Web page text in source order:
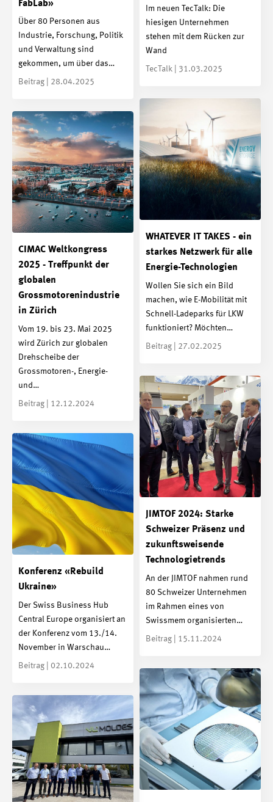
FabLab»
Über 80 Personen aus
Industrie, Forschung, Politik
und Verwaltung sind
gekommen, um über das…
Beitrag | 28.04.2025
Im neuen TecTalk: Die
hiesigen Unternehmen
stehen mit dem Rücken zur
Wand
TecTalk | 31.03.2025
WHATEVER IT TAKES - ein
starkes Netzwerk für alle
Energie-Technologien
Wollen Sie sich ein Bild
machen, wie E-Mobilität mit
Schnell-Ladeparks für LKW
funktioniert? Möchten…
Beitrag | 27.02.2025
CIMAC Weltkongress
2025 - Treffpunkt der
globalen
Grossmotorenindustrie
in Zürich
Vom 19. bis 23. Mai 2025
wird Zürich zur globalen
Drehscheibe der
Grossmotoren-, Energie-
und…
Beitrag | 12.12.2024
JIMTOF 2024: Starke
Schweizer Präsenz und
zukunftsweisende
Technologietrends
An der JIMTOF nahmen rund
80 Schweizer Unternehmen
im Rahmen eines von
Swissmem organisierten…
Beitrag | 15.11.2024
Konferenz «Rebuild
Ukraine»
Der Swiss Business Hub
Central Europe organisiert an
der Konferenz vom 13./14.
November in Warschau…
Beitrag | 02.10.2024